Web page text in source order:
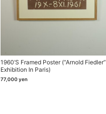
1960’s Framed Poster (“Arnold Fiedler”
Exhibition In Paris)
77,000 yen